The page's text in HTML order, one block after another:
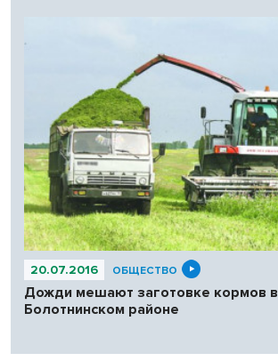
20.07.2016 ОБЩЕСТВО
Дожди мешают заготовке кормов в
Болотнинском районе